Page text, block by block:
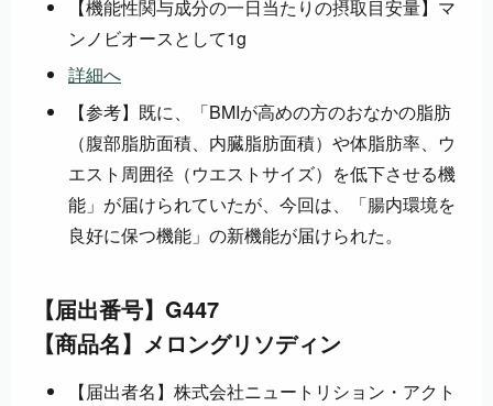
【機能性関与成分の一日当たりの摂取目安量】マ
ンノビオースとして1g
詳細へ
【参考】既に、「BMIが高めの方のおなかの脂肪
（腹部脂肪面積、内臓脂肪面積）や体脂肪率、ウ
エスト周囲径（ウエストサイズ）を低下させる機
能」が届けられていたが、今回は、「腸内環境を
良好に保つ機能」の新機能が届けられた。
【届出番号】G447
【商品名】メロングリソディン
【届出者名】株式会社ニュートリション・アクト